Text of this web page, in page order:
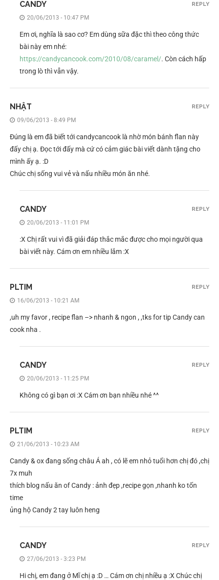
CANDY
20/06/2013 - 10:47 PM
Em ơi, nghĩa là sao cơ? Em dùng sữa đặc thì theo công thức
bài này em nhé:
https://candycancook.com/2010/08/caramel/. Còn cách hấp
trong lò thì vẫn vậy.
REPLY
NHẬT
09/06/2013 - 8:49 PM
Đúng là em đã biết tới candycancook là nhờ món bánh flan này
đấy chị ạ. Đọc tới đấy mà cứ có cảm giác bài viết dành tặng cho
mình ấy ạ. :D
Chúc chị sống vui vẻ và nấu nhiều món ăn nhé.
REPLY
CANDY
20/06/2013 - 11:01 PM
:X Chị rất vui vì đã giải đáp thắc mắc được cho mọi người qua
bài viết này. Cám ơn em nhiều lắm :X
REPLY
PLTIM
16/06/2013 - 10:21 AM
,uh my favor , recipe flan –> nhanh & ngon , ,tks for tip Candy can
cook nha .
REPLY
CANDY
20/06/2013 - 11:25 PM
Không có gì bạn ơi :X Cám ơn bạn nhiều nhé ^^
REPLY
PLTIM
21/06/2013 - 10:23 AM
Candy & ox đang sống châu Á ah , có lẽ em nhỏ tuổi hơn chị đó ,chị
7x muh
thích blog nấu ăn of Candy : ảnh đẹp ,recipe gọn ,nhanh ko tốn
time
ủng hộ Candy 2 tay luôn heng
REPLY
CANDY
27/06/2013 - 3:23 PM
Hi chị, em đang ở Mĩ chị ạ :D … Cám ơn chị nhiều ạ :X Chúc chị
REPLY